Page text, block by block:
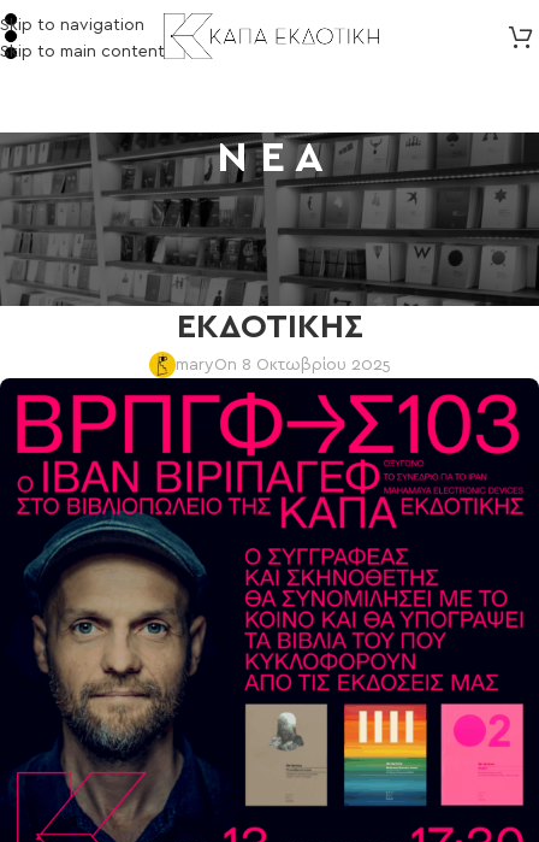
Skip to navigation
Skip to main content
Ν Ε Α
ΕΚΔΗΛΩΣΕΙΣ
O ΙΒΑΝ ΒΙΡΙΠΑΓΕΦ στο
ΒΙΒΛΙΟΠΩΛΕΙΟ ΤΗΣ ΚΑΠΑ
ΕΚΔΟΤΙΚΗΣ
maryOn 8 Οκτωβρίου 2025